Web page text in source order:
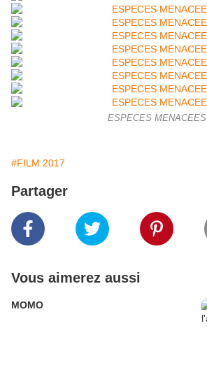
ESPECES MENACEES
#FILM 2017
Partager
Vous aimerez aussi
MOMO